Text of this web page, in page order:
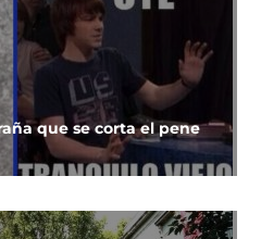
que se corta el pene